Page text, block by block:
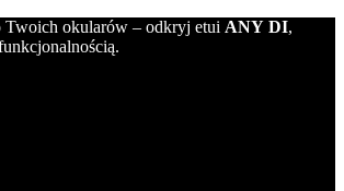
Twoich okularów – odkryj etui ANY DI,